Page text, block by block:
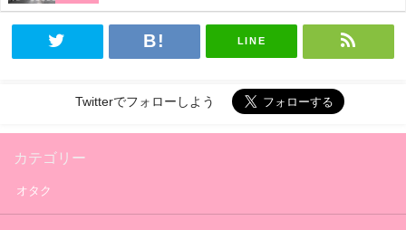
LINE
Twitterでフォローしよう
カテゴリー
オタク